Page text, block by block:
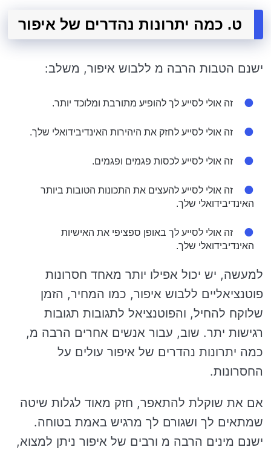
ט. כמה יתרונות נהדרים של איפור
ישנם הטבות הרבה מ ללבוש איפור, משלב:
זה אולי לסייע לך להופיע מתורבת ומלוכד יותר.
זה אולי לסייע לחזק את היהירות האינדיבידואלי שלך.
זה אולי לסייע לכסות פגמים ופגמים.
זה אולי לסייע להעצים את התכונות הטובות ביותר
האינדיבידואלי שלך.
זה אולי לסייע לך באופן ספציפי את האישיות
האינדיבידואלי שלך.
למעשה, יש יכול אפילו יותר מאחד חסרונות
פוטנציאליים ללבוש איפור, כמו המחיר, הזמן
שלוקח להחיל, והפוטנציאל לתגובות תגובות
רגישות יתר. שוב, עבור אנשים אחרים הרבה מ,
כמה יתרונות נהדרים של איפור עולים על
החסרונות.
אם את שוקלת להתאפר, חזק מאוד לגלות שיטה
שמתאים לך ושגורם לך מרגיש באמת בטוחה.
ישנם מינים הרבה מ ורבים של איפור ניתן למצוא,